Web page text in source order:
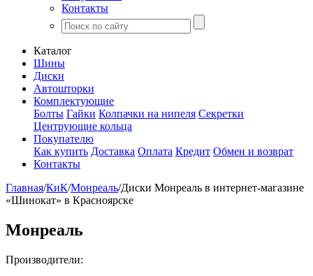
Контакты
Каталог
Шины
Диски
Автошторки
Комплектующие
Болты Гайки Колпачки на нипеля Секретки
Центрующие кольца
Покупателю
Как купить Доставка Оплата Кредит Обмен и возврат
Контакты
Главная/КиК/Монреаль/Диски Монреаль в интернет-магазине
«Шинокат» в Красноярске
Монреаль
Производители: